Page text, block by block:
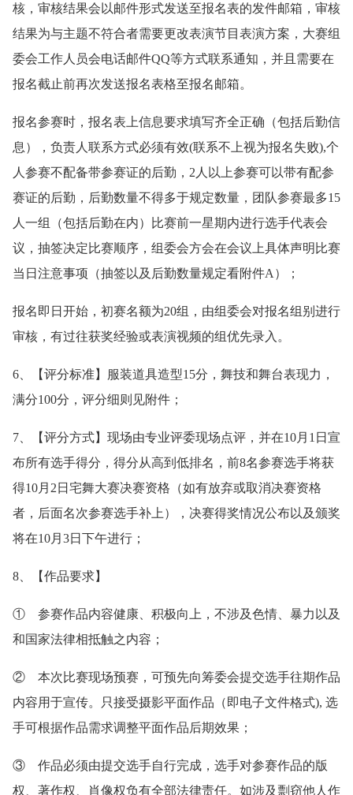
核，审核结果会以邮件形式发送至报名表的发件邮箱，审核
结果为与主题不符合者需要更改表演节目表演方案，大赛组
委会工作人员会电话邮件QQ等方式联系通知，并且需要在
报名截止前再次发送报名表格至报名邮箱。
报名参赛时，报名表上信息要求填写齐全正确（包括后勤信
息），负责人联系方式必须有效(联系不上视为报名失败),个
人参赛不配备带参赛证的后勤，2人以上参赛可以带有配参
赛证的后勤，后勤数量不得多于规定数量，团队参赛最多15
人一组（包括后勤在内）比赛前一星期内进行选手代表会
议，抽签决定比赛顺序，组委会方会在会议上具体声明比赛
当日注意事项（抽签以及后勤数量规定看附件A）；
报名即日开始，初赛名额为20组，由组委会对报名组别进行
审核，有过往获奖经验或表演视频的组优先录入。
6、【评分标准】服装道具造型15分，舞技和舞台表现力，
满分100分，评分细则见附件；
7、【评分方式】现场由专业评委现场点评，并在10月1日宣
布所有选手得分，得分从高到低排名，前8名参赛选手将获
得10月2日宅舞大赛决赛资格（如有放弃或取消决赛资格
者，后面名次参赛选手补上），决赛得奖情况公布以及颁奖
将在10月3日下午进行；
8、【作品要求】
① 参赛作品内容健康、积极向上，不涉及色情、暴力以及
和国家法律相抵触之内容；
② 本次比赛现场预赛，可预先向筹委会提交选手往期作品
内容用于宣传。只接受摄影平面作品（即电子文件格式), 选
手可根据作品需求调整平面作品后期效果；
③ 作品必须由提交选手自行完成，选手对参赛作品的版
权、著作权、肖像权负有全部法律责任。如涉及剽窃他人作